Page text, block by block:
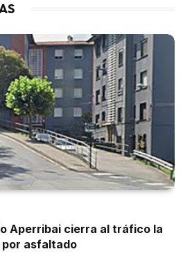
Aperribai cierra al tráfico la
por asfaltado